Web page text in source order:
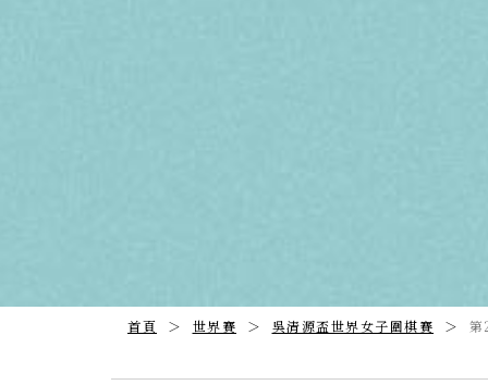
首頁 世界賽 吳清源盃世界女子圍棋賽 第